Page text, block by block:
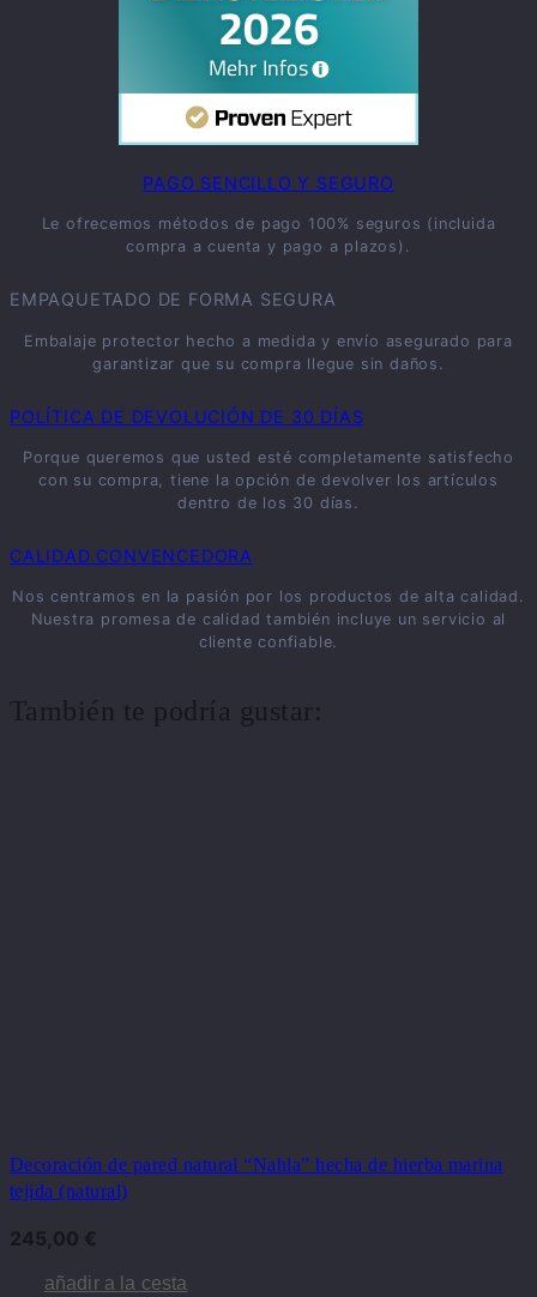
PAGO SENCILLO Y SEGURO
Le ofrecemos métodos de pago 100% seguros (incluida
compra a cuenta y pago a plazos).
EMPAQUETADO DE FORMA SEGURA
Embalaje protector hecho a medida y envío asegurado para
garantizar que su compra llegue sin daños.
POLÍTICA DE DEVOLUCIÓN DE 30 DÍAS
Porque queremos que usted esté completamente satisfecho
con su compra, tiene la opción de devolver los artículos
dentro de los 30 días.
CALIDAD CONVENCEDORA
Nos centramos en la pasión por los productos de alta calidad.
Nuestra promesa de calidad también incluye un servicio al
cliente confiable.
También te podría gustar:
Decoración de pared natural “Nahla” hecha de hierba marina
tejida (natural)
245,00 €
añadir a la cesta